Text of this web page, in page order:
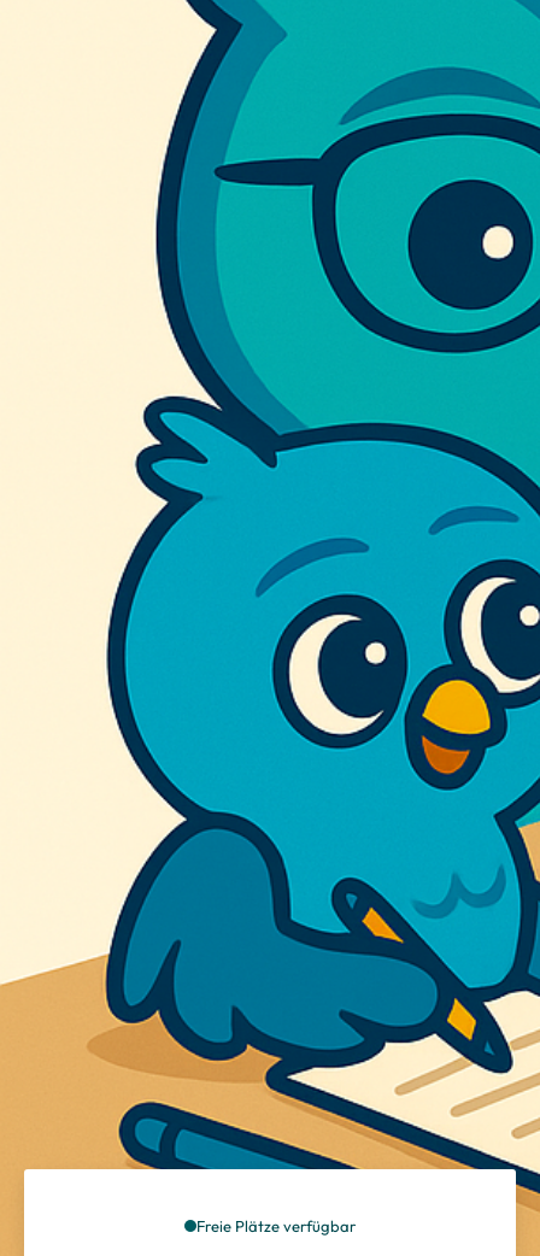
Freie Plätze verfügbar